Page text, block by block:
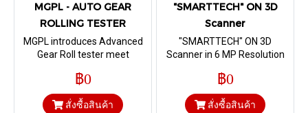
MGPL - AUTO GEAR
ROLLING TESTER
MGPL introduces Advanced
Gear Roll tester meet
industry and i4.0. This gauges
which is fully automatic is
useful to inspect various
฿0
สั่งซื้อสินค้า
"SMARTTECH" ON 3D
Scanner
"SMARTTECH" ON 3D
Scanner in 6 MP Resolution
฿0
สั่งซื้อสินค้า